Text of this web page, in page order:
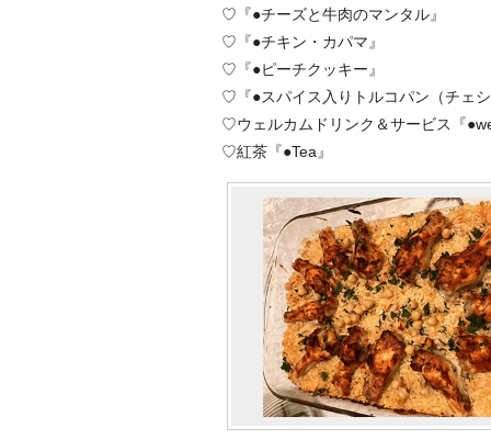
♡『●チーズと牛肉のマンタル』
♡『●チキン・カパマ』
♡『●ピーチクッキー』
♡『●スパイス入りトルコパン（チェ
♡ウェルカムドリンク＆サービス『
♡紅茶『●Tea』